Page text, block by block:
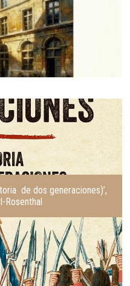
de dos generaciones)’,
Rosenthal